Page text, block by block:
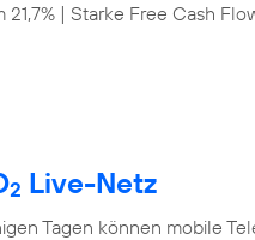
| Starke Free Cash
2 Live-Netz
Tagen können mobile